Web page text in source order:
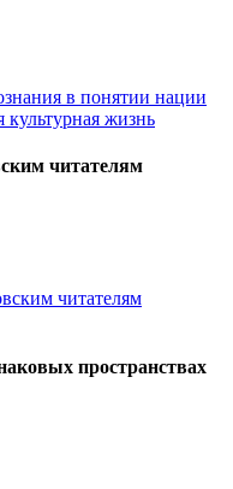
культурная жизнь
читателям
пространствах